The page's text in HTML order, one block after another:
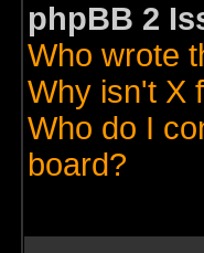
phpBB 2
Who wrote
Why isn't X
Who do I
board?